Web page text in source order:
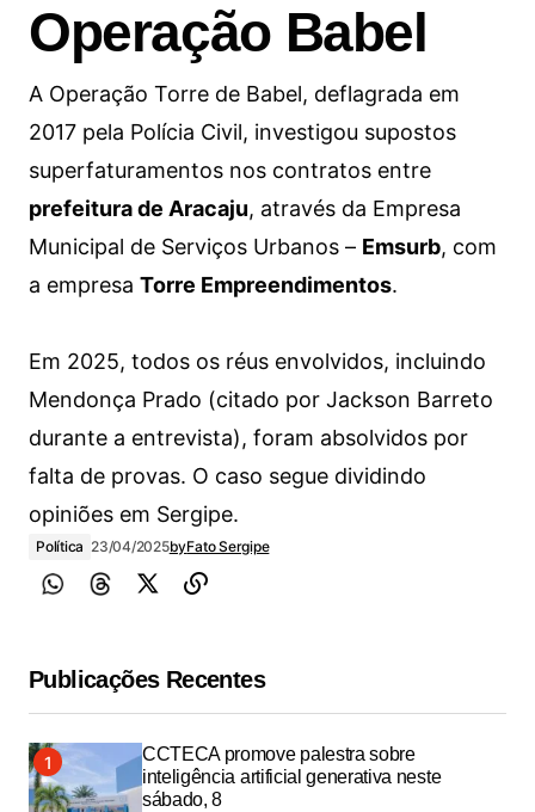
Operação Babel
A Operação Torre de Babel, deflagrada em
2017 pela Polícia Civil, investigou supostos
superfaturamentos nos contratos entre
prefeitura de Aracaju, através da Empresa
Municipal de Serviços Urbanos – Emsurb, com
a empresa Torre Empreendimentos.
Em 2025, todos os réus envolvidos, incluindo
Mendonça Prado (citado por Jackson Barreto
durante a entrevista), foram absolvidos por
falta de provas. O caso segue dividindo
opiniões em Sergipe.
Política 23/04/2025byFato Sergipe
Publicações Recentes
CCTECA promove palestra sobre
inteligência artificial generativa neste
sábado, 8